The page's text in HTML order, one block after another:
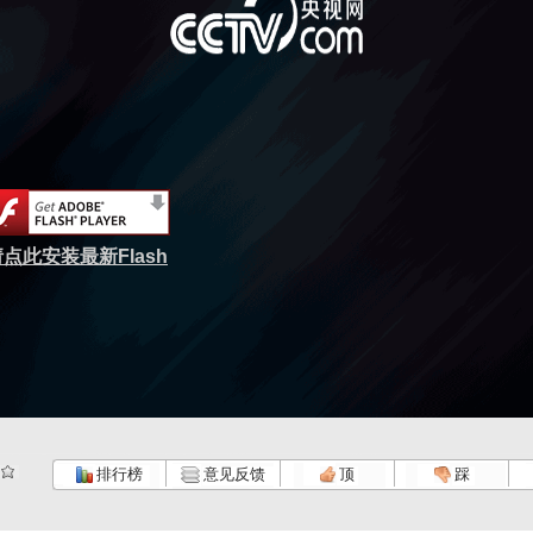
点此安装最新Flash
排行榜 意见反馈 顶 踩